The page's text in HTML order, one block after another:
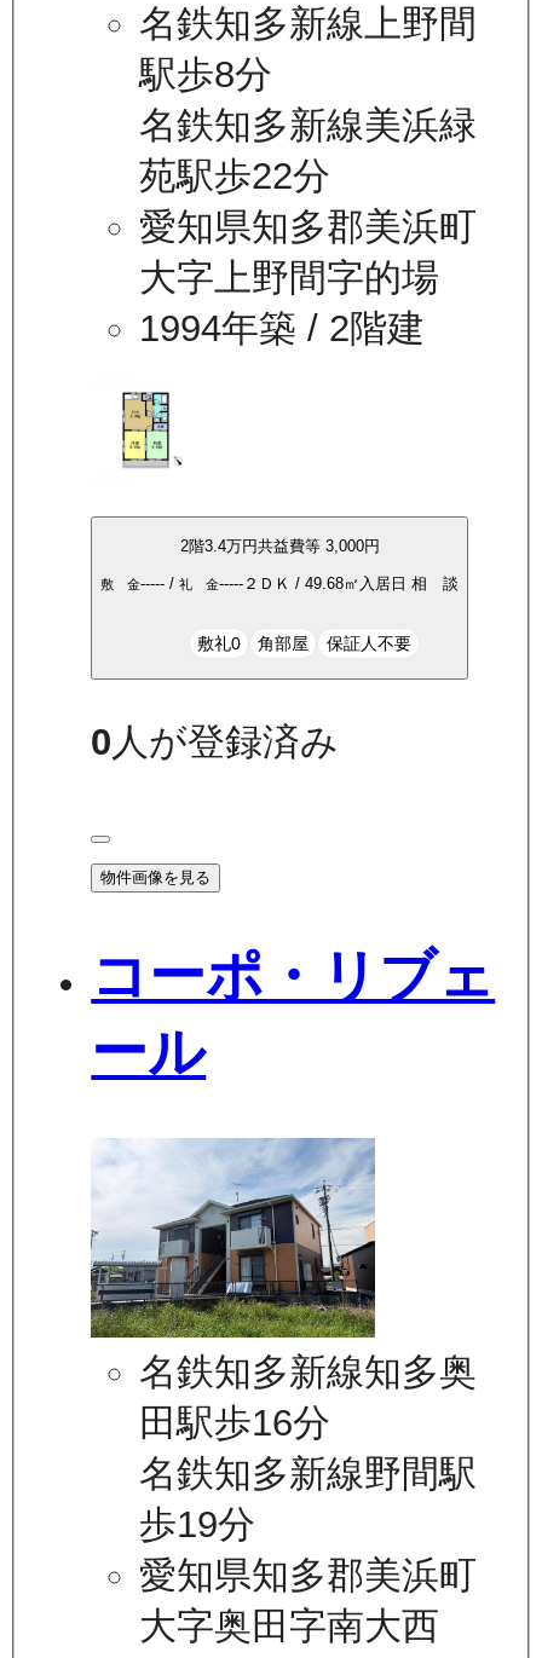
名鉄知多新線上野間
駅歩8分
名鉄知多新線美浜緑
苑駅歩22分
愛知県知多郡美浜町
大字上野間字的場
1994年築 / 2階建
2階3.4万円共益費等 3,000円
敷 金----- /礼 金----- ２ＤＫ /49.68㎡ 入居日相 談
敷礼0 角部屋 保証人不要
0 人が登録済み
物件画像を見る
コーポ・リブェ
ール
名鉄知多新線知多奥
田駅歩16分
名鉄知多新線野間駅
歩19分
愛知県知多郡美浜町
大字奥田字南大西